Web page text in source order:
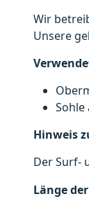
Wir
Unsere
Sohle
Hinweis
Der Surf-
Länge